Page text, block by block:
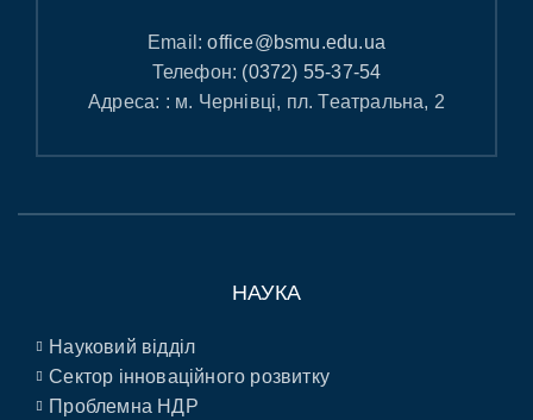
Email:office@bsmu.edu.ua
Телефон: (0372) 55-37-54
Адреса: : м. Чернівці, пл. Театральна, 2
НАУКА
Науковий відділ
Сектор інноваційного розвитку
Проблемна НДР